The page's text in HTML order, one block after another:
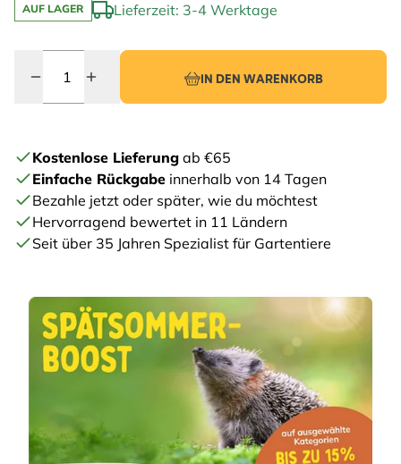
AUF LAGER Lieferzeit: 3-4 Werktage
IN DEN WARENKORB
Kostenlose Lieferung ab €65
Einfache Rückgabe innerhalb von 14 Tagen
Bezahle jetzt oder später, wie du möchtest
Hervorragend bewertet in 11 Ländern
Seit über 35 Jahren Spezialist für Gartentiere